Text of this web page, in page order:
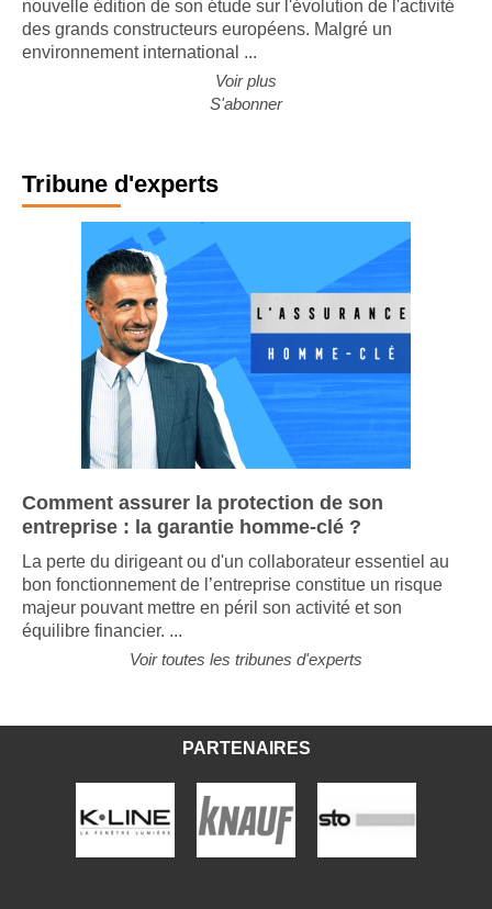
nouvelle édition de son étude sur l'évolution de l'activité
des grands constructeurs européens. Malgré un
Voir plus
Tribune d'experts
Comment assurer la protection de son
entreprise : la garantie homme-clé ?
La perte du dirigeant ou d'un collaborateur essentiel au
bon fonctionnement de l’entreprise constitue un risque
majeur pouvant mettre en péril son activité et son